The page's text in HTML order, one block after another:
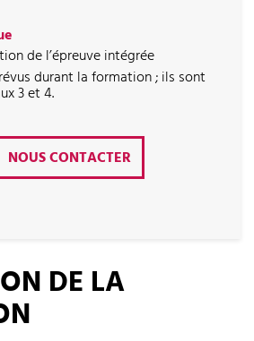
de l’épreuve intégrée
durant la formation ; ils sont
3 et 4.
NOUS CONTACTER
DE LA